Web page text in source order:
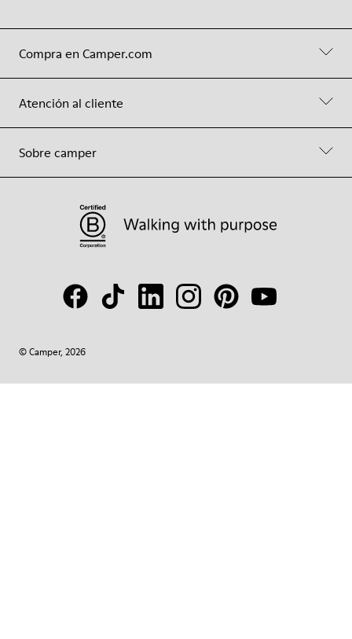
Compra en Camper.com
Atención al cliente
Sobre camper
© Camper, 2026